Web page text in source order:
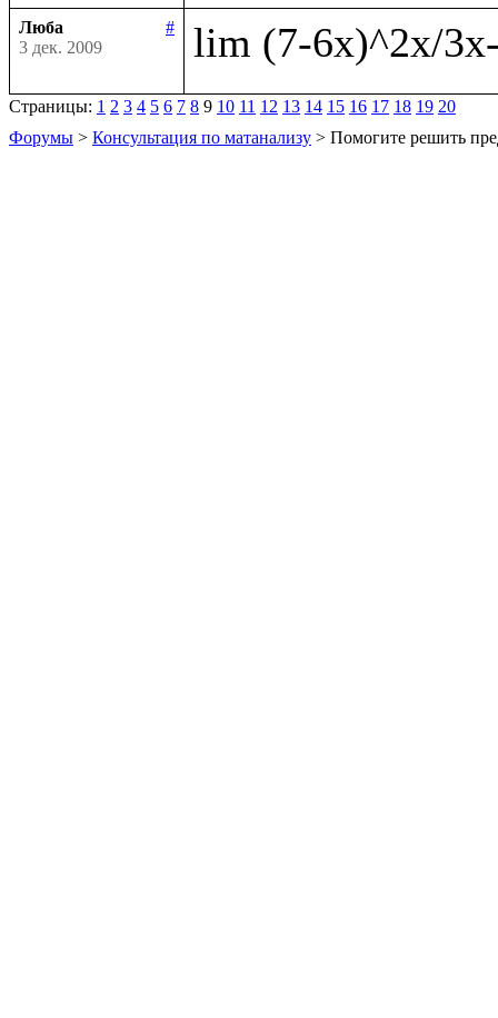
Люба
#
3 дек. 2009
Страницы: 1 2 3 4 5 6 7 8 9 10 11 12 13 14 15 16 17 18 19 20
Форумы > Консультация по матанализу > Помогите решить